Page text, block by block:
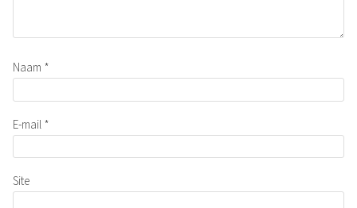
Naam *
E-mail *
Site